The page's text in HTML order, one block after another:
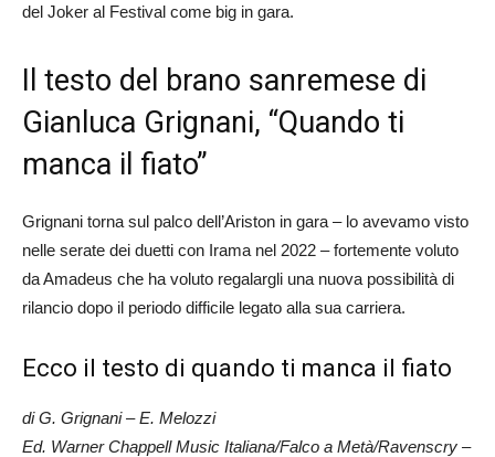
del Joker al Festival come big in gara.
Il testo del brano sanremese di
Gianluca Grignani, “Quando ti
manca il fiato”
Grignani torna sul palco dell’Ariston in gara – lo avevamo visto
nelle serate dei duetti con Irama nel 2022 – fortemente voluto
da Amadeus che ha voluto regalargli una nuova possibilità di
rilancio dopo il periodo difficile legato alla sua carriera.
Ecco il testo di quando ti manca il fiato
di G. Grignani – E. Melozzi
Ed. Warner Chappell Music Italiana/Falco a Metà/Ravenscry –